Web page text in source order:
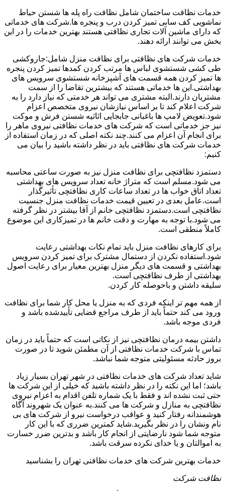
خدمات نظافت ساختمان شامل نظافت راه پله ها شستن حیاط
نماشویی کف سابی تمیز کردن درب و پنجره ها.شرکت های خدماتی
که دارای ماشین آلات تجاری نظافتی هستند بهترین خدمات را در این
بخش می توانند ارائه دهند.
خدمات شرکت های نظافتی برای نظافت منزل شامل:جاروکشی
طی کشی شستشوی لباس ها مرتب کردن کمدها تمیز کردن پنجره
ها تمیز کردن همه قسمت های آشپزخانه شستشوی سرویس های
بهداشتی.این ها خدماتی هستند که بیشترین تقاضا را از سمت
مشتریان دارند.البته مشتری می تواند هر خدمتی که نیاز دارد را به
شرکت اعلام کند تا بر اساس نیازشان نیروی متخصص اعزام
شود.تعویض لامپ ها باغبانی جابجایی اثاثیه شستن فرش و موکت
نیز جز خدماتی است که شرکت های خدمات نظافتی نیروی ماهر را
برای انجام آن اعزام می کنند.چند نکته اصلی که در زمان استفاده از
خدمات شرکت های نظافتی باید در نظر داشته باشید را بیان می
کنیم:
دستمزد نظافتچی برای نظافت منزل نیز به صورت ساعتی محاسبه
می شود.مسلم است که متراژ خانه تعداد سرویس های بهداشتی
تعداد اتاق خواب ها در تعداد ساعات کاری نظافتچی تأثیرگذار
است.عامل بعدی در تعیین قیمت خدمات نظافت منزل جنسیت
نظافتچی است.دستمزد نظافتچی خانم از آقا بیشتر در نظر گرفته
می شود.با توجه به مهارت و دقت خانم ها در تمیزکاری این موضوع
کاملاً منطقی است.
برای کارهای نظافت منزل باید تمام نکات بهداشتی رعایت
شود.استفاده نکردن از دستمال مشترک برای تمیز کردن سرویس
بهداشتی و قسمت های دیگر منزل بهترین معیار برای رعایت اصول
بهداشتی از طرف نظافتچی است.
سلیقه داشتن و باحوصله کار کردن.
از همه مهم تر اینکه فردی که به منزل یا محل کار شما برای نظافت
ورود می کند حتماً باید از طرف مراجع قضایی تأییدشده باشد و
فردی موجه باشد.
داشتن بیمه درمان نظافتچی نیز از نکاتی است که حتماً باید در زمان
تماس با شرکت خدمات نظافتی از آن مطمئن شوید تا در صورت
بروز حادثه مسئولیتی متوجه شما نباشد.
شاید تعداد شرکت های خدمات نظافتی در شهر تهران بسیار زیاد
باشد؛ اما این نکته را در نظر داشته باشید که خیلی از این شرکت ها
حتی ثبت نشده اند و فقط با یک شماره تلفن اقدام به اعزام نیروی
نظافتچی به منازل و شرکت ها می کنند.به عنوان یک شهروند آگاه
هوشمندانه رفتار کنید و عواقب درخواست نیرو از شرکت های بی
نام ونشان را در نظر بگیرید.شاید کمترین ضرری که با این کار
متوجه شما شود نارضایتی از انجام کار باشد و بدترین ضرر خسارت
به اموالتان و یا خدای نکرده سرقت باشد.
خدمات بهترین شرکت های خدمات نظافتی تهران را بشناسید
نظافت شرکت